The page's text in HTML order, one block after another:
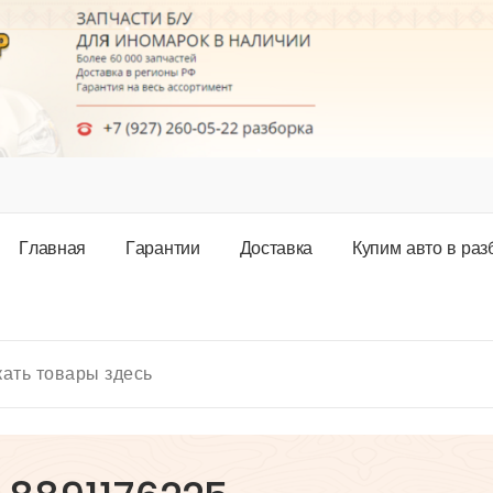
Главная Гарантии Доставка Купим авто в раз